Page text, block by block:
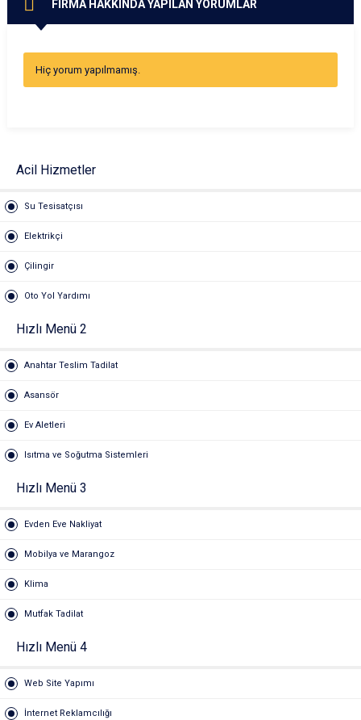
FİRMA HAKKINDA YAPILAN YORUMLAR
Hiç yorum yapılmamış.
Acil Hizmetler
Su Tesisatçısı
Elektrikçi
Çilingir
Oto Yol Yardımı
Hızlı Menü 2
Anahtar Teslim Tadilat
Asansör
Ev Aletleri
Isıtma ve Soğutma Sistemleri
Hızlı Menü 3
Evden Eve Nakliyat
Mobilya ve Marangoz
Klima
Mutfak Tadilat
Hızlı Menü 4
Web Site Yapımı
İnternet Reklamcılığı